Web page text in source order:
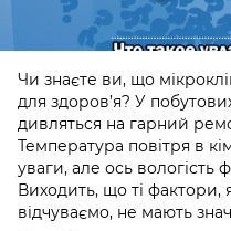
Чи знаєте ви, що
для здоров’я? У
дивляться на гарний
Температура повітря в
уваги, але ось вологість
Виходить, що ті фактори,
відчуваємо, не мають